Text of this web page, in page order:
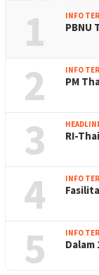
1 INFO
PBNU
2 INFO
PM
3 RI-
4 INFO
5 INFO
Dalam